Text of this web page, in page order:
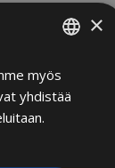
Y-
FINNISH
ENGLISH
×
myös
yhdistää